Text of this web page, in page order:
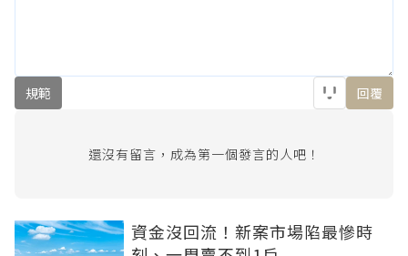
規範 回覆
還沒有留言，成為第一個發言的人吧！
資金沒回流！新案市場陷最慘時